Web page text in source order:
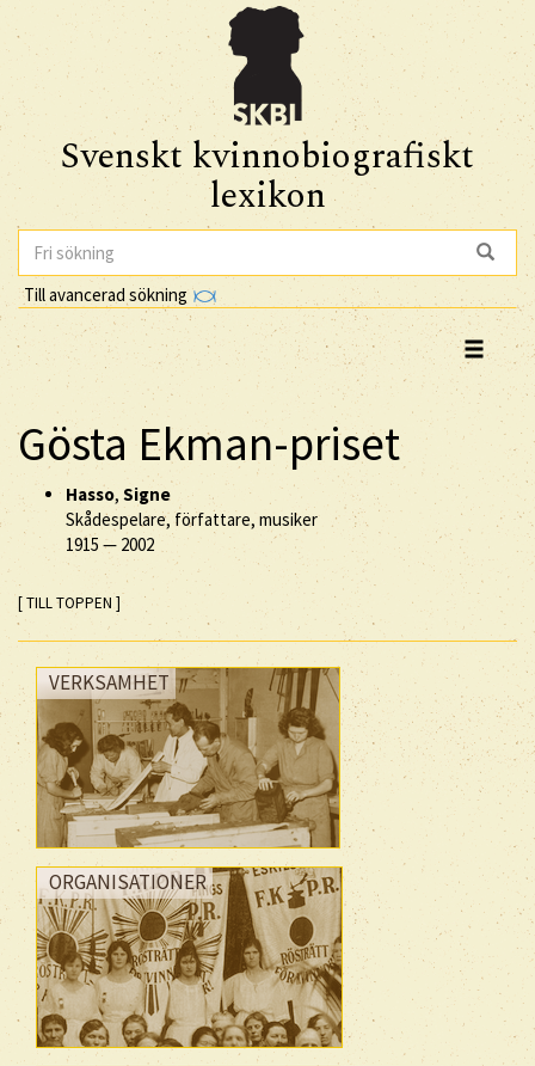
Svenskt kvinnobiografiskt
lexikon
Till avancerad sökning
Gösta Ekman-priset
Hasso, Signe
Skådespelare, författare, musiker
1915 — 2002
[ TILL TOPPEN ]
VERKSAMHET
ORGANISATIONER